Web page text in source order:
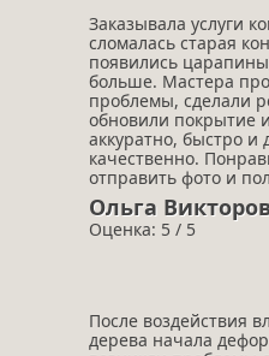
Заказывала услуги
сломалась старая
появились
больше. Мастера
проблемы, сделали
обновили покрытие
аккуратно, быстро и
качественно.
отправить фото и
Ольга
Оценка: 5 / 5
После воздействия
дерева начала